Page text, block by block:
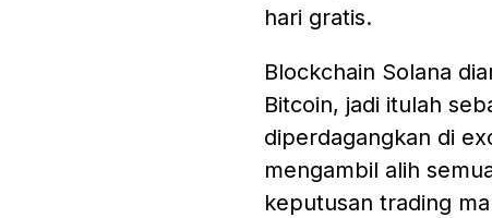
hari gratis.
Blockchain Solana
Bitcoin, jadi itulah
diperdagangkan di
mengambil alih
keputusan trading